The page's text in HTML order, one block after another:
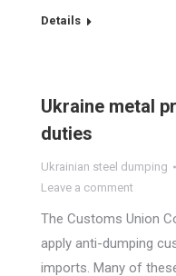
Details
Ukraine metal
duties
Ukrainian steel dumping
Leave a comment
The Customs Union
apply anti-dumping
imports. Many of